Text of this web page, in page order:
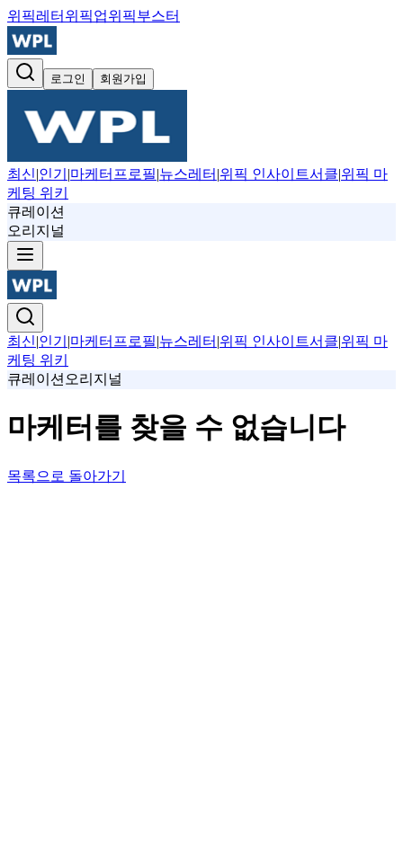
위픽레터 위픽업위픽부스터
로그인 회원가입
최신|인기 |마케터프로필|뉴스레터 |위픽 인사이트서클|위픽 마
케팅 위키
큐레이션
오리지널
최신|인기 |마케터프로필|뉴스레터 |위픽 인사이트서클|위픽 마
케팅 위키
큐레이션 오리지널
마케터를 찾을 수 없습니다
목록으로 돌아가기